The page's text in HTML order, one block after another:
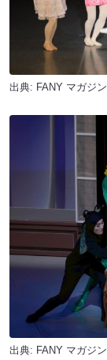
出典: FANY マガジン
出典: FANY マガジン